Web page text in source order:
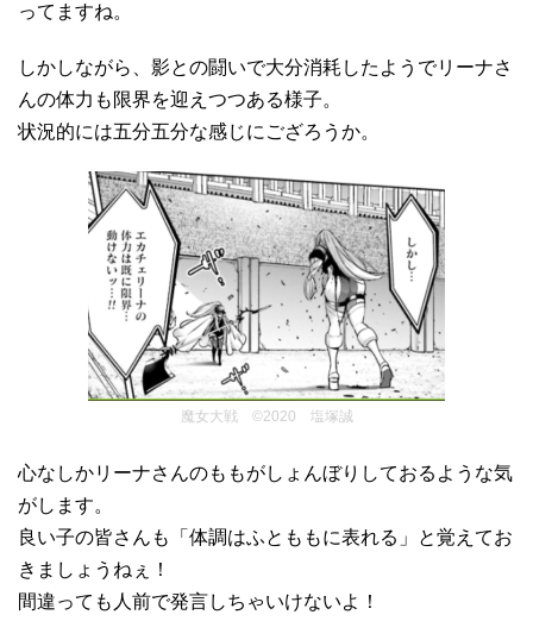
ってますね。
しかしながら、影との闘いで大分消耗したようでリーナさ
んの体力も限界を迎えつつある様子。
状況的には五分五分な感じにござろうか。
魔女大戦 ©2020 塩塚誠
心なしかリーナさんのももがしょんぼりしておるような気
がします。
良い子の皆さんも「体調はふとももに表れる」と覚えてお
きましょうねぇ！
間違っても人前で発言しちゃいけないよ！